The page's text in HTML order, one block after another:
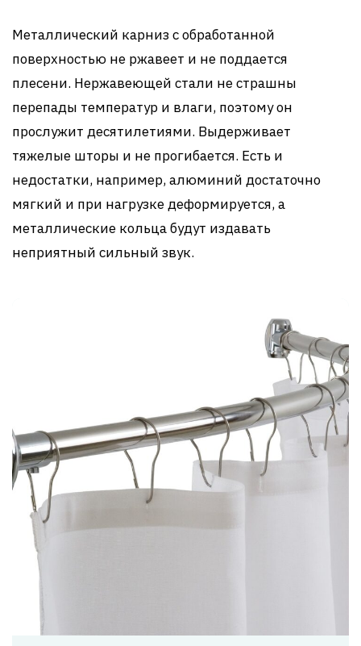
Металлический карниз с обработанной
поверхностью не ржавеет и не поддается
плесени. Нержавеющей стали не страшны
перепады температур и влаги, поэтому он
прослужит десятилетиями. Выдерживает
тяжелые шторы и не прогибается. Есть и
недостатки, например, алюминий достаточно
мягкий и при нагрузке деформируется, а
металлические кольца будут издавать
неприятный сильный звук.